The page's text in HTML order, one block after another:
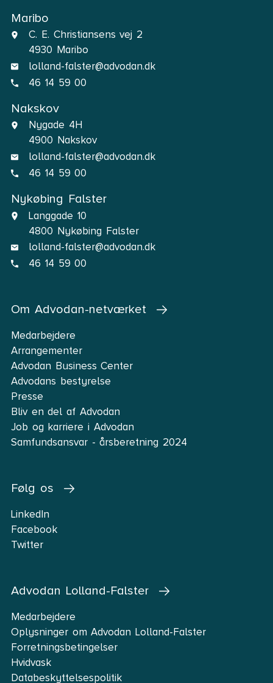
Maribo
C. E. Christiansens vej 2
4930 Maribo
lolland-falster@advodan.dk
46 14 59 00
Nakskov
Nygade 4H
4900 Nakskov
lolland-falster@advodan.dk
46 14 59 00
Nykøbing Falster
Langgade 10
4800 Nykøbing Falster
lolland-falster@advodan.dk
46 14 59 00
Om Advodan-netværket
Medarbejdere
Arrangementer
Advodan Business Center
Advodans bestyrelse
Presse
Bliv en del af Advodan
Job og karriere i Advodan
Samfundsansvar - årsberetning 2024
Følg os
LinkedIn
Facebook
Twitter
Advodan Lolland-Falster
Medarbejdere
Oplysninger om Advodan Lolland-Falster
Forretningsbetingelser
Hvidvask
Databeskyttelsespolitik